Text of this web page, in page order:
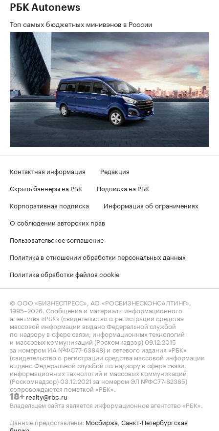
РБК Autonews
Топ самых бюджетных минивэнов в России
Контактная информация
Редакция
Скрыть баннеры на РБК
Подписка на РБК
Корпоративная подписка
Информация об ограничениях
О соблюдении авторских прав
Пользовательское соглашение
Политика в отношении обработки персональных данных
Политика обработки файлов cookie
© ООО «БИЗНЕСПРЕСС», АО «РОСБИЗНЕСКОНСАЛТИНГ»,
1995–2026 . Сообщения и материалы информационного
агентства «РБК» (свидетельство о регистрации средства
массовой информации выдано Федеральной службой
по надзору в сфере связи, информационных технологий
и массовых коммуникаций (Роскомнадзор) 09.12.2015
за номером ИА №ФС77-63848) и сетевого издания «РБК»
(свидетельство о регистрации средства массовой информации
выдано Федеральной службой по надзору в сфере связи,
информационных технологий и массовых коммуникаций
(Роскомнадзор) 03.12.2021 за номером ЭЛ №ФС77-82385)
сопровождаются пометкой «РБК».
18+ realty@rbc.ru
Владельцем сайта является информационное агентство «РБК».
Данные предоставлены: Мосбиржа Санкт-Петербургская